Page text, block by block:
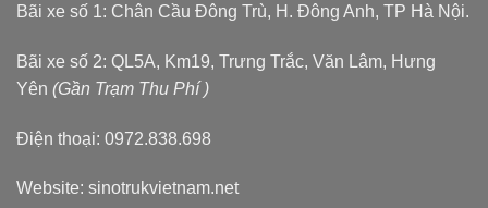
Bãi xe số 1: Chân Cầu Đông Trù, H. Đông Anh, TP Hà Nội.
Bãi xe số 2: QL5A, Km19, Trưng Trắc, Văn Lâm, Hưng
Yên (Gần Trạm Thu Phí )
Điện thoại: 0972.838.698
Website: sinotrukvietnam.net